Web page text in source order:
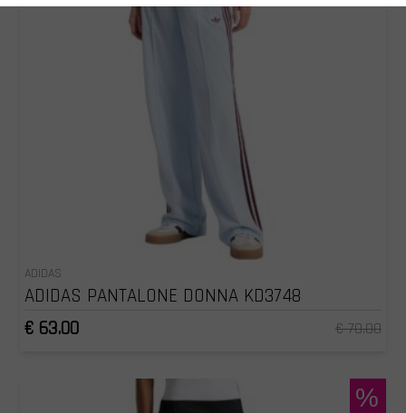
ADIDAS
ADIDAS PANTALONE DONNA KD3748
€ 63.00
€ 70.00
%